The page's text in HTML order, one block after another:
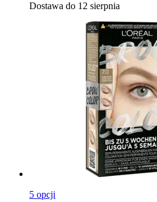
Dostawa do 12 sierpnia
5 opcji